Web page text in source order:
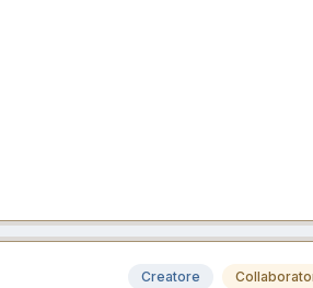
Creatore